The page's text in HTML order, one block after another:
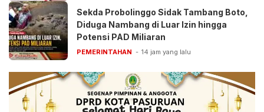
Sekda Probolinggo Sidak Tambang Boto,
Diduga Nambang di Luar Izin hingga
Potensi PAD Miliaran
PEMERINTAHAN 14 jam yang lalu